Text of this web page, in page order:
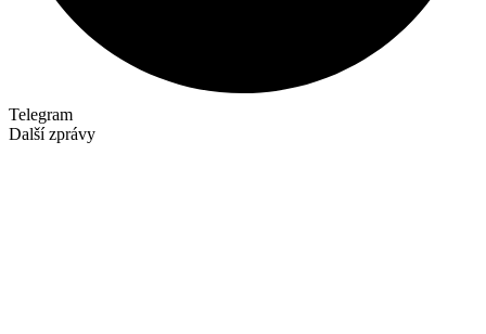
Telegram
Další zprávy